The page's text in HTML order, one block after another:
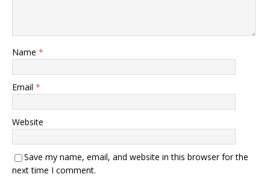
Name *
Email *
Website
Save my name, email, and website in this browser for the
next time I comment.